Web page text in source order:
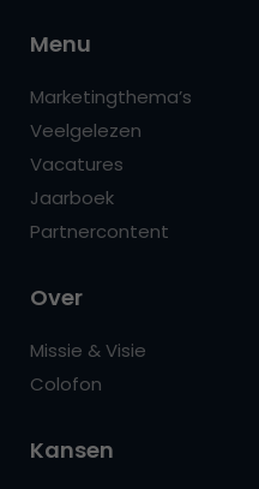
Menu
Marketingthema’s
Veelgelezen
Vacatures
Jaarboek
Partnercontent
Over
Missie & Visie
Colofon
Kansen